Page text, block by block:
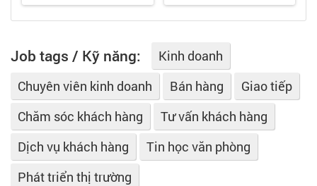
Job tags / Kỹ năng:
Kinh doanh
Chuyên viên kinh doanh
Bán hàng
Giao tiếp
Chăm sóc khách hàng
Tư vấn khách hàng
Dịch vụ khách hàng
Tin học văn phòng
Phát triển thị trường